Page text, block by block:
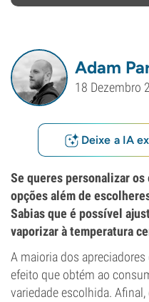
Adam
18 Dezembro
Deixe a IA
Se queres personalizar
opções além de
Sabias que é possível
vaporizar à temperatura
A maioria dos
efeito que obtém ao
variedade escolhida.